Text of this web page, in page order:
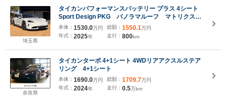
埼玉県
タイカンパフォーマンスバッテリー プラス 4シート
Sport Design PKG パノラマルーフ マトリクス
LED BOSE 21インチAero Design ベンチレーシ
ョン&コンフォートメモリーシート アクティブレー
ンキーピング ソフトクローズドア
本体： 1530.0万円
年式： 2025年
総額： 1550.1万円
走行： 800km
奈良県
タイカンターボ 4+1シート 4WDリアアクスルステア
リング 4+1シート
本体： 1690.0万円
年式： 2024年
総額： 1709.7万円
走行： 0.5万km